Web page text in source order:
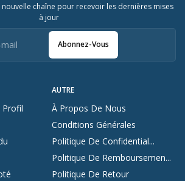
Profil
AUTRE
À Propos De Nous
Conditions Générales
Politique De Confidential...
Politique De Remboursemen...
Politique De Retour
chaîne pour recevoir les dernières mises
à jour
Abonnez-Vous